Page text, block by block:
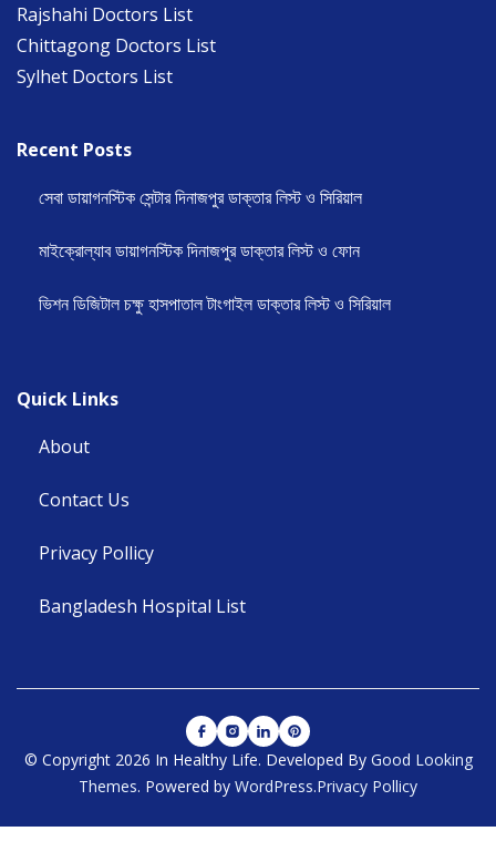
Rajshahi Doctors List
Chittagong Doctors List
Sylhet Doctors List
Recent Posts
সেবা ডায়াগনস্টিক সেন্টার দিনাজপুর ডাক্তার লিস্ট ও সিরিয়াল
মাইক্রোল্যাব ডায়াগনস্টিক দিনাজপুর ডাক্তার লিস্ট ও ফোন
ভিশন ডিজিটাল চক্ষু হাসপাতাল টাংগাইল ডাক্তার লিস্ট ও সিরিয়াল
Quick Links
About
Contact Us
Privacy Pollicy
Bangladesh Hospital List
© Copyright 2026 In Healthy Life. Developed By Good Looking
Themes. Powered by WordPress.Privacy Pollicy